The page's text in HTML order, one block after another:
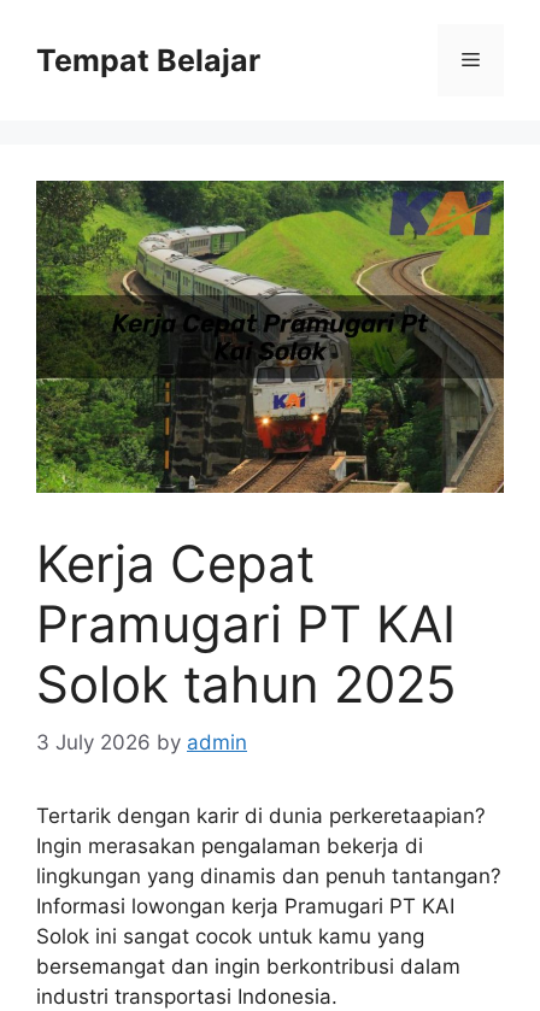
contentTempat Belajar Menu
Kerja Cepat
Pramugari PT KAI
Solok tahun 2025
3 July 2026 by admin
Tertarik dengan karir di dunia perkeretaapian?
Ingin merasakan pengalaman bekerja di
lingkungan yang dinamis dan penuh tantangan?
Informasi lowongan kerja Pramugari PT KAI
Solok ini sangat cocok untuk kamu yang
bersemangat dan ingin berkontribusi dalam
industri transportasi Indonesia.